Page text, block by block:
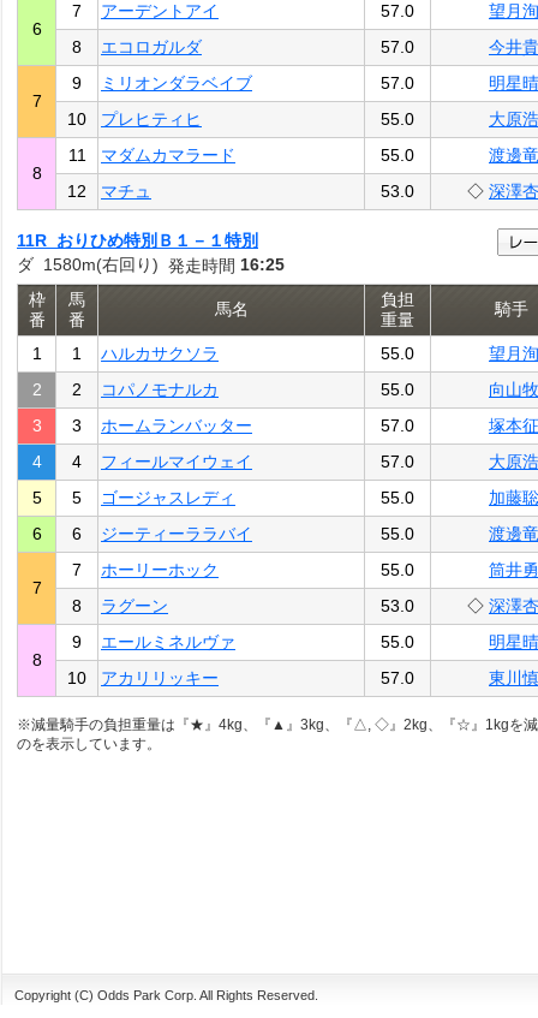
6
7 アーデントアイ 57.0
望月洵
8
エコロガルダ 57.0 今井貴
7
9 ミリオンダラベイブ 57.0
明星晴
10
プレヒティヒ 55.0 大原浩
8
11 マダムカマラード 55.0
渡邊竜
12
マチュ 53.0 ◇ 深澤杏
11R おりひめ特別Ｂ１－１特別
ダ 1580m(右回り) 発走時間 16:25
枠
番
馬
番
馬名
負担
重量
騎手
1 1 ハルカサクソラ 55.0
望月洵
2
2 コパノモナルカ 55.0
向山牧
3
3 ホームランバッター 57.0
塚本征
4
4 フィールマイウェイ 57.0
大原浩
5
5 ゴージャスレディ 55.0
加藤聡
6
6 ジーティーララバイ 55.0 渡邊竜
7
7 ホーリーホック 55.0
筒井勇
8
ラグーン 53.0 ◇ 深澤杏
8
9 エールミネルヴァ 55.0
明星晴
10
アカリリッキー 57.0 東川慎
※減量騎手の負担重量は『★』4kg、『▲』3kg、『△, ◇』2kg、『☆』1kgを
のを表示しています。
Copyright (C) Odds Park Corp. All Rights Reserved.